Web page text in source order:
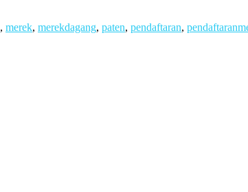
, merek, merekdagang, paten, pendaftaran,